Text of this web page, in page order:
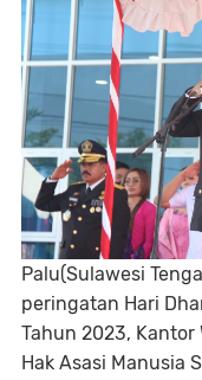
Palu(Sulawesi
peringatan Hari
Tahun 2023, Kantor
Hak Asasi Manusia